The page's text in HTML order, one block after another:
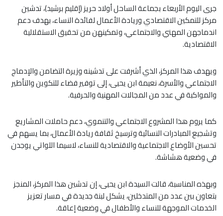
جرى اليوم الأربعاء بجماعة الساحل أولاد حريز (إقليم برشيد)، تدشين
مركز للتمكين الاقتصادي وريادة الأعمال لفائدة النساء، بهدف دعم
اندماجهن المهني والاجتماعي، وتمكينهن من تحقيق الاستقلالية
الاقتصادية.
ويهدف هذا المركز، الذي أشرفت على تدشينه وزيرة التضامن والإدماج
الاجتماعي والأسرة، نعيمة ابن يحيى، إلى توفير فضاء للتكوين والتأطير
والمواكبة في عدد من المجالات المهنية والحرفية.
كما يروم هذا المشروع الاجتماعي والتنموي، دعم حاملات المشاريع
وتشجيع المبادرات النسائية وترسيخ ثقافة ريادة الأعمال، بما يسهم في
تحسين الأوضاع الاجتماعية والاقتصادية للنساء، لاسيما اللواتي يوجدن
في وضعية هشاشة.
وبهذه المناسبة، قالت السيدة ابن يحيى، إن تدشين هذا المركز، المنجز
بتعاون بين عدد من المتدخلين، يشكل لبنة جديدة في مسار تعزيز
الخدمات الموجهة للنساء والأطفال في وضعية إعاقة.